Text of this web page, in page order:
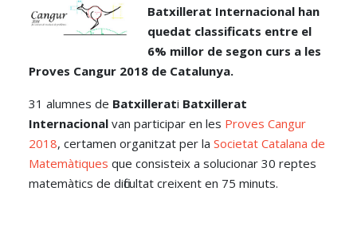
Batxillerat Internacional han
quedat classificats entre el
6% millor de segon curs a les
Proves Cangur 2018 de Catalunya.
31 alumnes de Batxillerati Batxillerat
Internacional van participar en les Proves Cangur
2018, certamen organitzat per la Societat Catalana de
Matemàtiques que consisteix a solucionar 30 reptes
matemàtics de dificultat creixent en 75 minuts.